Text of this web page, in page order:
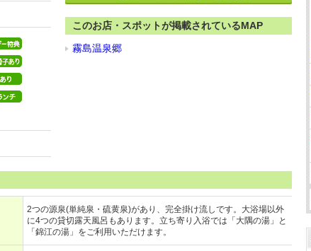
このお店・スポットが掲載されているMAP
霧島温泉郷
2つの源泉(単純泉・硫黄泉)があり、完全掛け流しです。大浴場以外
に4つの貸切露天風呂もあります。立ち寄り入浴では「大隅の湯」と
「錦江の湯」をご利用いただけます。